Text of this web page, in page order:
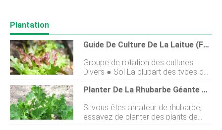
Plantation
Guide De Culture De La Laitue (feuille)
Groupe de rotation des cultures
Divers ● Sol La plupart des types de
sols, mais mieux dans un sol retenant
lhumidité avec un peu de compost
laprès-midi. Tolérant au gel Tolère les
gelées légères, mais a besoin dune
Planter De La Rhubarbe Géante Au Bord De La Rivière :comment Faire Pousser Des Plantes De Rhubarbe Géante
Si vous êtes amateur de rhubarbe,
essayez de planter des plants de
rhubarbe géante de Riverside.